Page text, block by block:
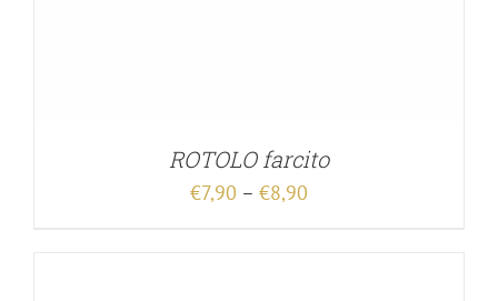
ROTOLO farcito
€7,90 – €8,90